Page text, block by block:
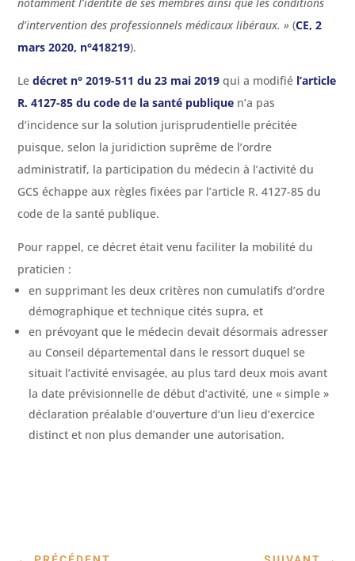
d’intervention des professionnels médicaux libéraux. »(CE, 2
mars 2020, n°418219).
Le décret n° 2019-511 du 23 mai 2019 qui a modifié l’article
R. 4127-85 du code de la santé publique n’a pas
d’incidence sur la solution jurisprudentielle précitée
puisque, selon la juridiction suprême de l’ordre
administratif, la participation du médecin à l’activité du
GCS échappe aux règles fixées par l’article R. 4127-85 du
code de la santé publique.
Pour rappel, ce décret était venu faciliter la mobilité du
praticien :
en supprimant les deux critères non cumulatifs d’ordre
démographique et technique cités supra, et
en prévoyant que le médecin devait désormais adresser
au Conseil départemental dans le ressort duquel se
situait l’activité envisagée, au plus tard deux mois avant
la date prévisionnelle de début d’activité, une « simple »
déclaration préalable d’ouverture d’un lieu d’exercice
distinct et non plus demander une autorisation.